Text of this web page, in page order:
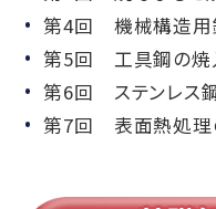
第4回 機械構造用
第5回 工具鋼の焼
第6回 ステンレス
第7回 表面熱処理